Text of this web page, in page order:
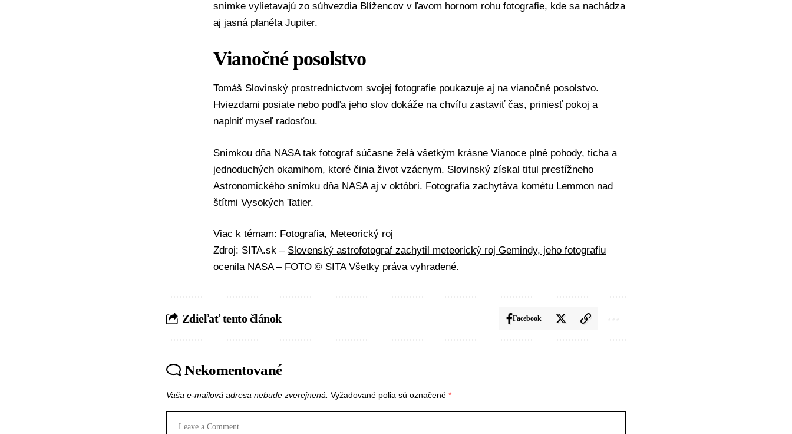
snímke vylietavajú zo súhvezdia Blížencov v ľavom hornom rohu fotografie, kde sa nachádza
aj jasná planéta Jupiter.
Vianočné posolstvo
Tomáš Slovinský prostredníctvom svojej fotografie poukazuje aj na vianočné posolstvo.
Hviezdami posiate nebo podľa jeho slov dokáže na chvíľu zastaviť čas, priniesť pokoj a
naplniť myseľ radosťou.
Snímkou dňa NASA tak fotograf súčasne želá všetkým krásne Vianoce plné pohody, ticha a
jednoduchých okamihom, ktoré činia život vzácnym. Slovinský získal titul prestížneho
Astronomického snímku dňa NASA aj v októbri. Fotografia zachytáva kométu Lemmon nad
štítmi Vysokých Tatier.
Viac k témam: Fotografia, Meteorický roj
Zdroj: SITA.sk – Slovenský astrofotograf zachytil meteorický roj Gemindy, jeho fotografiu
ocenila NASA – FOTO © SITA Všetky práva vyhradené.
Zdieľať tento článok Facebook
Nekomentované
Vaša e-mailová adresa nebude zverejnená. Vyžadované polia sú označené *